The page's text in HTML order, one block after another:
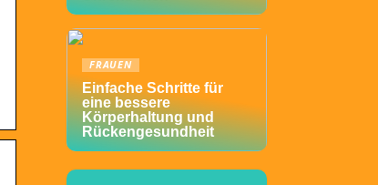
FRAUEN
Einfache Schritte für
eine bessere
Körperhaltung und
Rückengesundheit